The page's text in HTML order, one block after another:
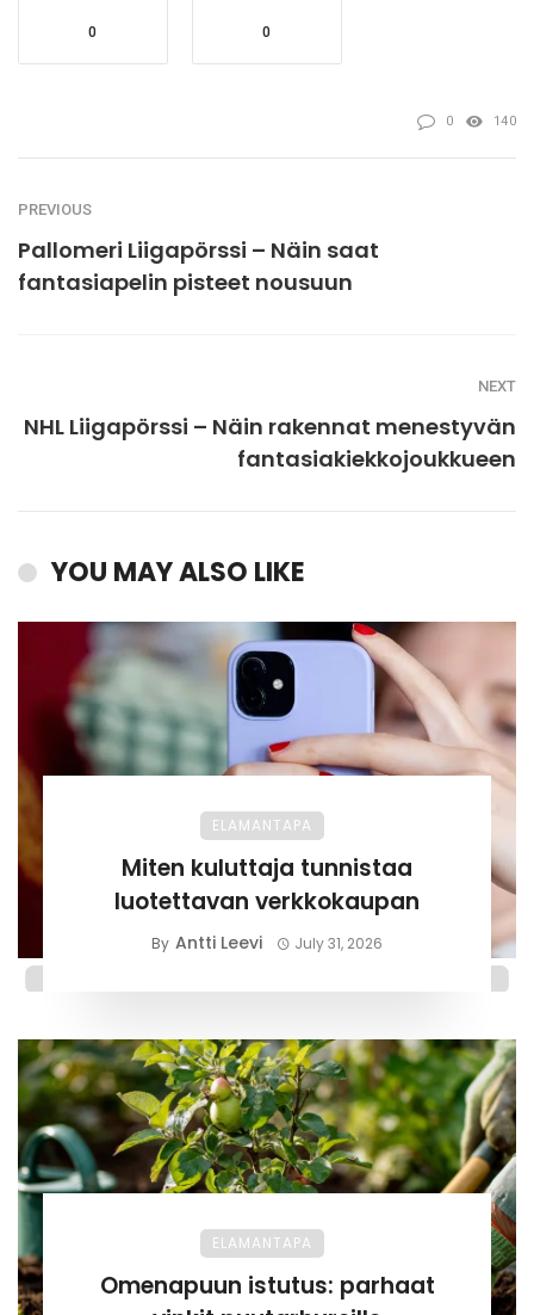
0 0
0 140
PREVIOUS
Pallomeri Liigapörssi – Näin saat
fantasiapelin pisteet nousuun
NEXT
NHL Liigapörssi – Näin rakennat menestyvän
fantasiakiekkojoukkueen
YOU MAY ALSO LIKE
ELAMANTAPA
Miten kuluttaja tunnistaa
luotettavan verkkokaupan
By Antti Leevi July 31, 2026
ELAMANTAPA
Omenapuun istutus: parhaat